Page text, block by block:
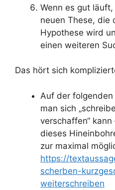
Wenn es gut
neuen These, die
Hypothese wird
einen weiteren
Das hört sich
Auf der
man sich
verschaffen“
dieses
zur maximal
https://
scherben-
weiterschreiben